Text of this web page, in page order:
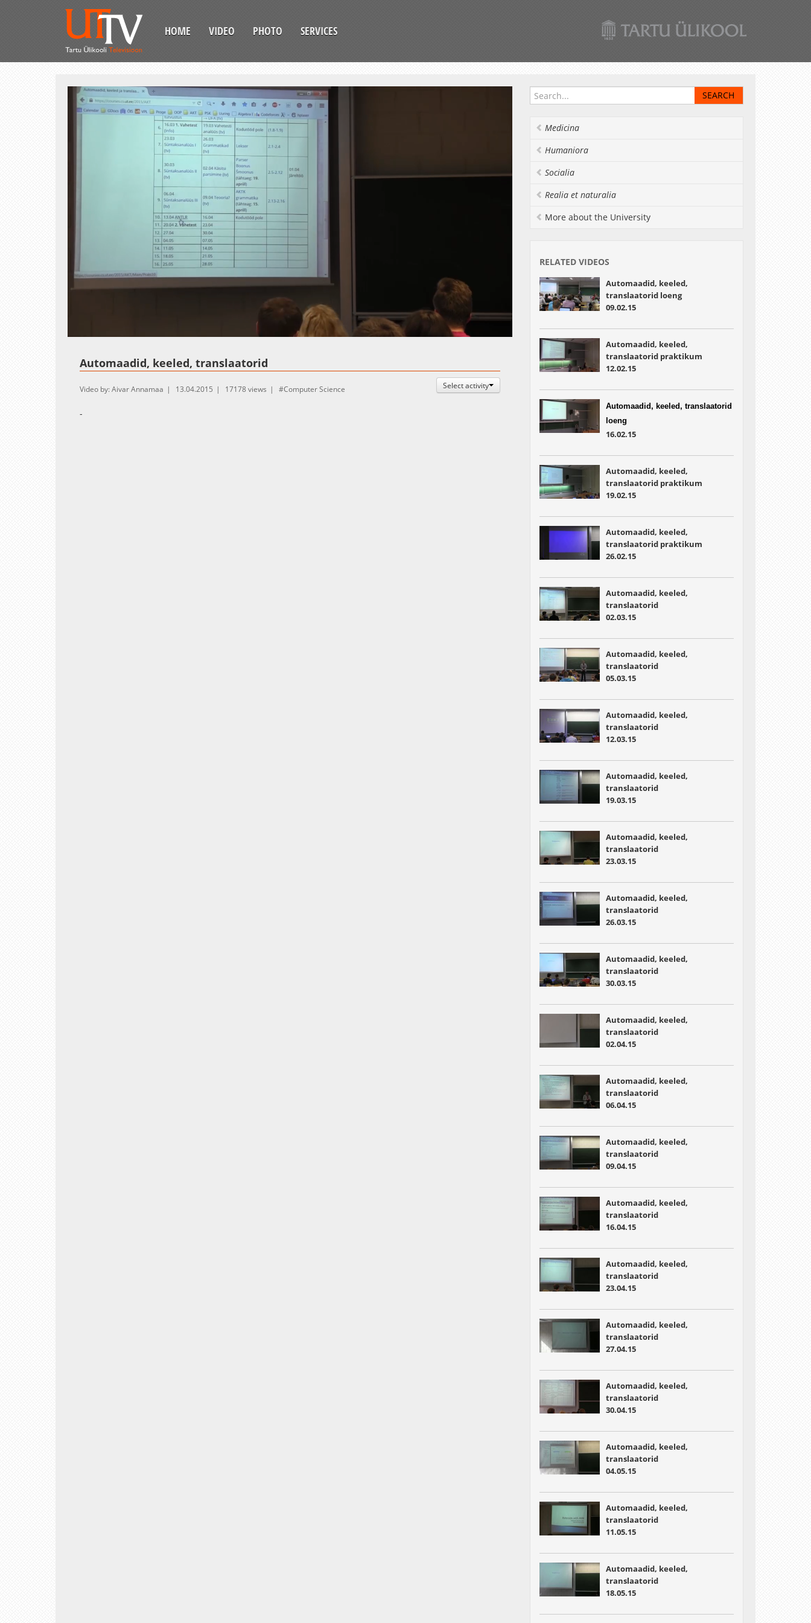
HOME VIDEO PHOTO SERVICES
Esituskiirused
Auto
Automaadid, keeled, translaatorid
Select activity
Video by: Aivar Annamaa 13.04.2015 17178 views Computer Science
-
Medicina
Humaniora
Socialia
Realia et naturalia
More about the University
RELATED VIDEOS
Automaadid, keeled,
translaatorid loeng
09.02.15
Automaadid, keeled,
translaatorid praktikum
12.02.15
Automaadid, keeled, translaatorid
loeng
16.02.15
Automaadid, keeled,
translaatorid praktikum
19.02.15
Automaadid, keeled,
translaatorid praktikum
26.02.15
Automaadid, keeled,
translaatorid
02.03.15
Automaadid, keeled,
translaatorid
05.03.15
Automaadid, keeled,
translaatorid
12.03.15
Automaadid, keeled,
translaatorid
19.03.15
Automaadid, keeled,
translaatorid
23.03.15
Automaadid, keeled,
translaatorid
26.03.15
Automaadid, keeled,
translaatorid
30.03.15
Automaadid, keeled,
translaatorid
02.04.15
Automaadid, keeled,
translaatorid
06.04.15
Automaadid, keeled,
translaatorid
09.04.15
Automaadid, keeled,
translaatorid
16.04.15
Automaadid, keeled,
translaatorid
23.04.15
Automaadid, keeled,
translaatorid
27.04.15
Automaadid, keeled,
translaatorid
30.04.15
Automaadid, keeled,
translaatorid
04.05.15
Automaadid, keeled,
translaatorid
11.05.15
Automaadid, keeled,
translaatorid
18.05.15